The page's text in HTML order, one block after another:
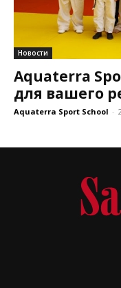
Новости
Aquaterra
для вашего
Aquaterra Sport School -